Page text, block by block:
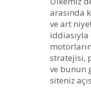
arasında
ve art
iddiasıyla
stratejisi,
ve bunun
siteniz